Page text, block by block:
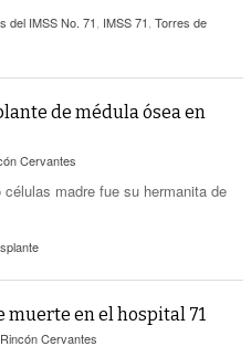
del IMSS No. 71 IMSS 71 Torres de
de médula ósea en
Cervantes
madre fue su hermanita de
muerte en el hospital 71
Cervantes